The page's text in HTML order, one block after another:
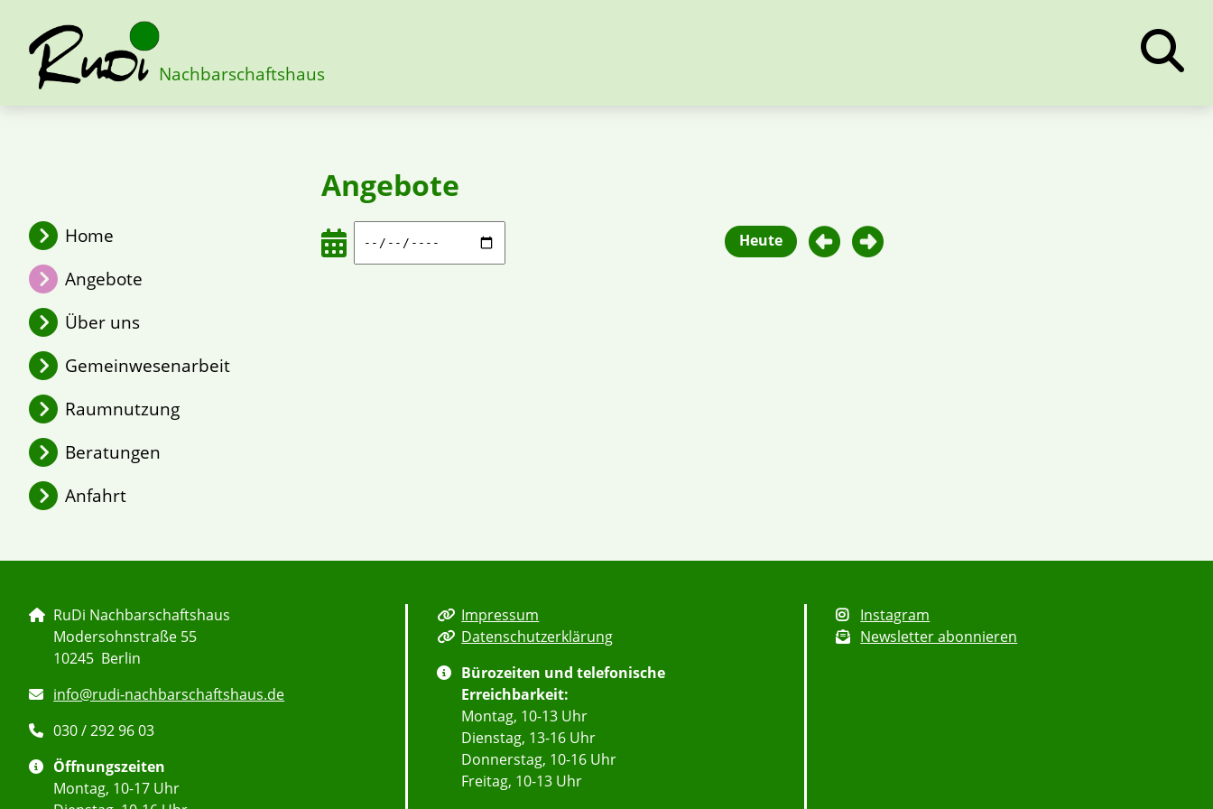
Nachbarschaftshaus
Home
Angebote
Über uns
Gemeinwesenarbeit
2026 – Jahresüberblick
Argumentationstrainings
Leihpunkt RuDi
Raumnutzung
Beratungen
Anfahrt
Angebote
Heute
RuDi Nachbarschaftshaus
Modersohnstraße 55
10245 Berlin
info@rudi-nachbarschaftshaus.de
030 / 292 96 03
Öffnungszeiten
Montag, 10-17 Uhr
Impressum
Datenschutzerklärung
Bürozeiten und telefonische
Erreichbarkeit:
Montag, 10-13 Uhr
Dienstag, 13-16 Uhr
Donnerstag, 10-16 Uhr
Freitag, 10-13 Uhr
Instagram
Newsletter abonnieren